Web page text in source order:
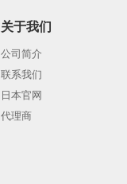
关于我们
公司简介
联系我们
日本官网
代理商